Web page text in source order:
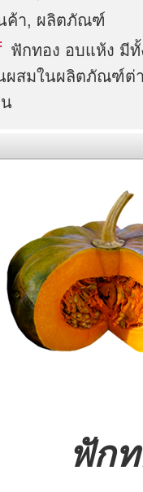
ค้า, ผลิตภัณฑ์
ฟักทอง อบแห้ง มี
ผสมในผลิตภัณฑ์ต่
ฟัก